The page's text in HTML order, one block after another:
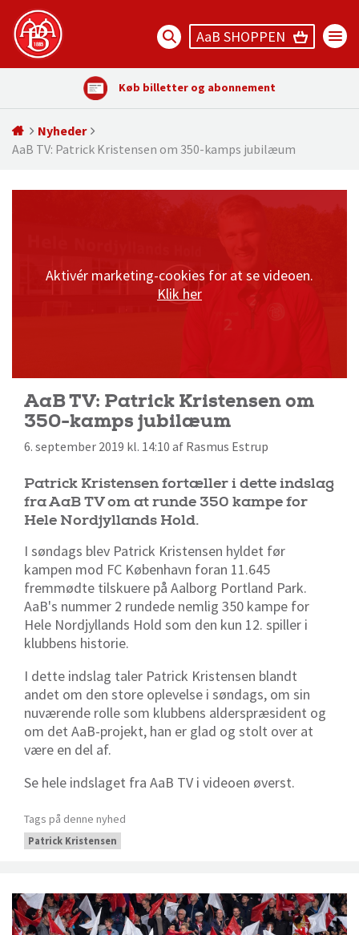
AaB SHOPPEN
Køb billetter og abonnement
Nyheder
AaB TV: Patrick Kristensen om 350-kamps jubilæum
Aktivér marketing-cookies for at se videoen.
Klik her
AaB TV: Patrick Kristensen om
350-kamps jubilæum
6. september 2019 kl. 14:10 af Rasmus Estrup
Patrick Kristensen fortæller i dette indslag
fra AaB TV om at runde 350 kampe for
Hele Nordjyllands Hold.
I søndags blev Patrick Kristensen hyldet før
kampen mod FC København foran 11.645
fremmødte tilskuere på Aalborg Portland Park.
AaB's nummer 2 rundede nemlig 350 kampe for
Hele Nordjyllands Hold som den kun 12. spiller i
klubbens historie.
I dette indslag taler Patrick Kristensen blandt
andet om den store oplevelse i søndags, om sin
nuværende rolle som klubbens alderspræsident og
om det AaB-projekt, han er glad og stolt over at
være en del af.
Se hele indslaget fra AaB TV i videoen øverst.
Tags på denne nyhed
Patrick Kristensen